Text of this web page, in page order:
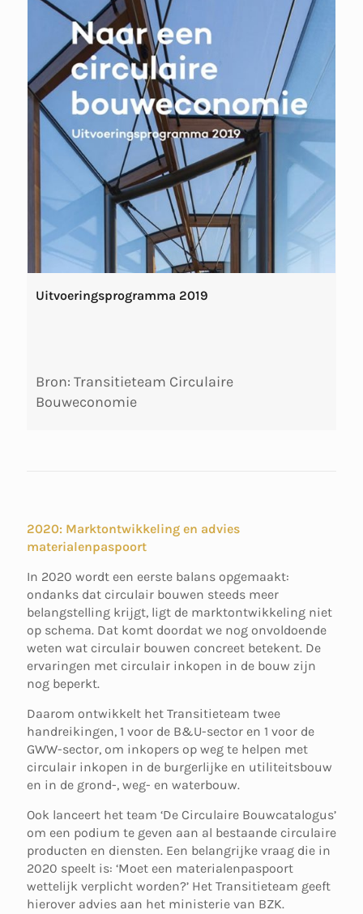
Uitvoeringsprogramma 2019
Bron: Transitieteam Circulaire
Bouweconomie
2020: Marktontwikkeling en advies
materialenpaspoort
In 2020 wordt een eerste balans opgemaakt:
ondanks dat circulair bouwen steeds meer
belangstelling krijgt, ligt de marktontwikkeling niet
op schema. Dat komt doordat we nog onvoldoende
weten wat circulair bouwen concreet betekent. De
ervaringen met circulair inkopen in de bouw zijn
nog beperkt.
Daarom ontwikkelt het Transitieteam twee
handreikingen, 1 voor de B&U-sector en 1 voor de
GWW-sector, om inkopers op weg te helpen met
circulair inkopen in de burgerlijke en utiliteitsbouw
en in de grond-, weg- en waterbouw.
Ook lanceert het team ‘De Circulaire Bouwcatalogus’
om een podium te geven aan al bestaande circulaire
producten en diensten. Een belangrijke vraag die in
2020 speelt is: ‘Moet een materialenpaspoort
wettelijk verplicht worden?’ Het Transitieteam geeft
hierover advies aan het ministerie van BZK.